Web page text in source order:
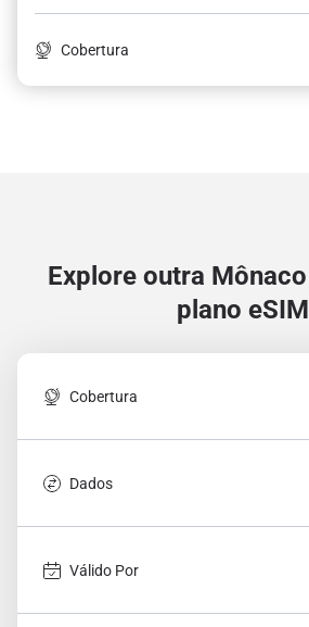
Cobertura
Explore outra Mônaco
plano eSIM
Cobertura
Dados
Válido Por